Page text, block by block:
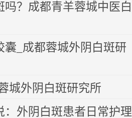
？成都青羊蓉城中医白
_成都蓉城外阴白斑研
城外阴白斑研究所
外阴白斑患者日常护理